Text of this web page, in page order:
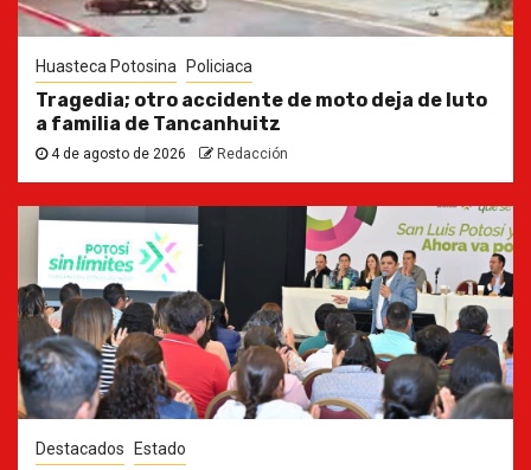
Huasteca Potosina Policiaca
Tragedia; otro accidente de moto deja de luto
a familia de Tancanhuitz
4 de agosto de 2026 Redacción
Destacados Estado